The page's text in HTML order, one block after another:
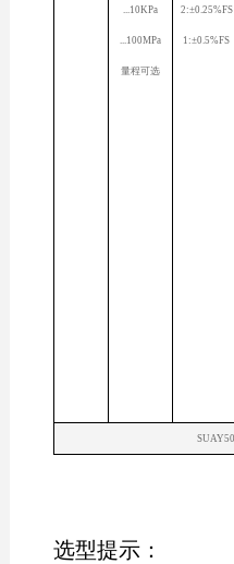
...10KPa
...100MPa
量程可选
2:±0.25%FS
1:±0.5%FS
选型提示：